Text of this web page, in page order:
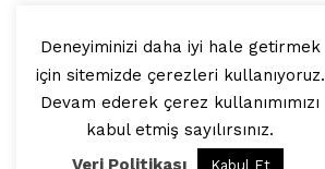
© 2025, Artilop
Künye Yazar Başvurusu
Deneyiminizi daha iyi hale getirmek
için sitemizde çerezleri kullanıyoruz.
Devam ederek çerez kullanımımızı
kabul etmiş sayılırsınız.
Veri Politikası
Kabul Et